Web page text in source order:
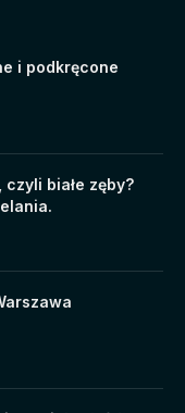
i podkręcone
białe zęby?